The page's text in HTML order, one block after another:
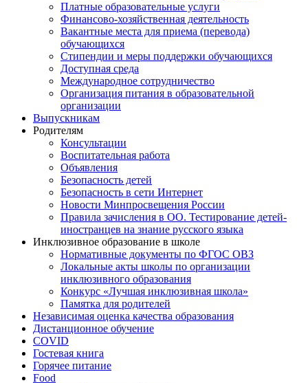
Платные образовательные услуги
Финансово-хозяйственная деятельность
Вакантные места для приема (перевода)
обучающихся
Стипендии и меры поддержки обучающихся
Доступная среда
Международное сотрудничество
Организация питания в образовательной
организации
Выпускникам
Родителям
Консультации
Воспитательная работа
Объявления
Безопасность детей
Безопасность в сети Интернет
Новости Минпросвещения России
Правила зачисления в ОО. Тестирование детей-
иностранцев на знание русского языка
Инклюзивное образование в школе
Нормативные документы по ФГОС ОВЗ
Локальные акты школы по организации
инклюзивного образования
Конкурс «Лучшая инклюзивная школа»
Памятка для родителей
Независимая оценка качества образования
Дистанционное обучение
COVID
Гостевая книга
Горячее питание
Food